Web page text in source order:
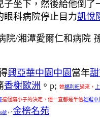
坐下，然後給他倒
眼科病院停止目力凱悅
/湘潭愛爾仁和病院
興亞華中園中園 當年
香榭歐洲 。p; 她福利旺過來，
這個窮小子的決定，他一直都是半信雄踞中
號 。”金榜名苑